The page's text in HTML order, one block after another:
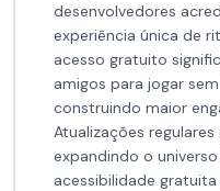
desenvolvedores
experiência única de
acesso gratuito
amigos para jogar
construindo maior
Atualizações
expandindo o
acessibilidade